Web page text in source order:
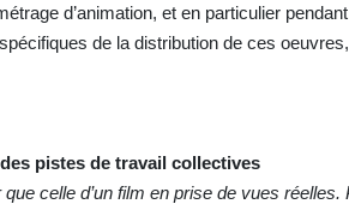
d’animation, et en particulier
de la distribution de ces
pistes de travail collectives
que celle d’un film en prise de vues réelles.